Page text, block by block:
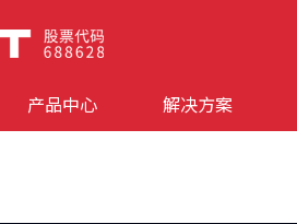
产品中心 解决方案